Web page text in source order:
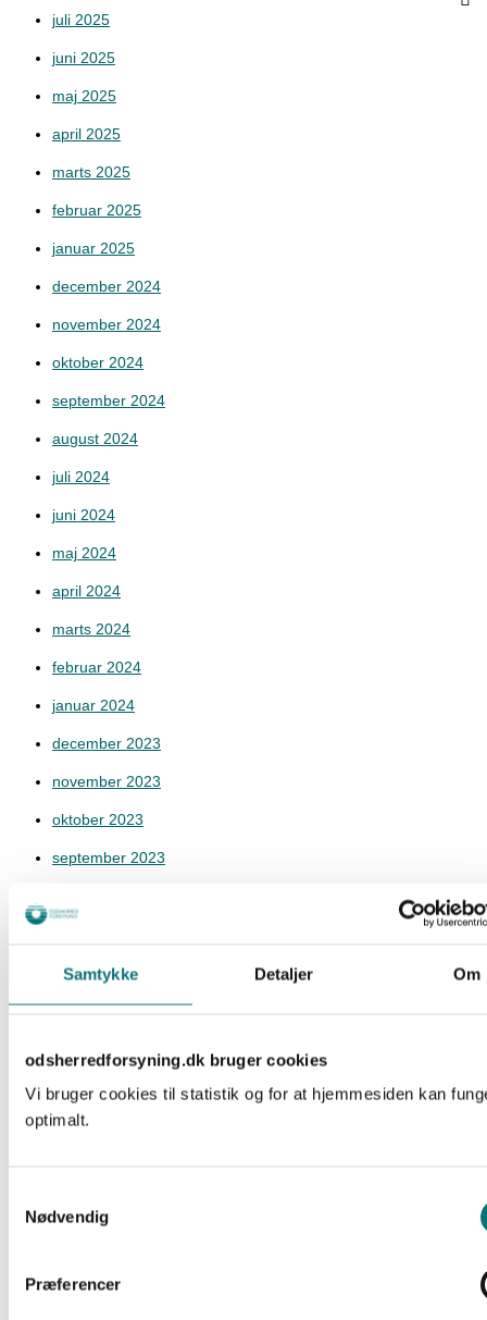
Samtykke Detaljer Om
odsherredforsyning.dk bruger cookies
Vi bruger cookies til statistik og for at hjemmesiden kan
optimalt.
Nødvendig
Præferencer
juli 2025
juni 2025
maj 2025
april 2025
marts 2025
februar 2025
januar 2025
december 2024
november 2024
oktober 2024
september 2024
august 2024
juli 2024
juni 2024
maj 2024
april 2024
marts 2024
februar 2024
januar 2024
december 2023
november 2023
oktober 2023
september 2023
juni 2023
maj 2023
marts 2023
februar 2023
oktober 2022